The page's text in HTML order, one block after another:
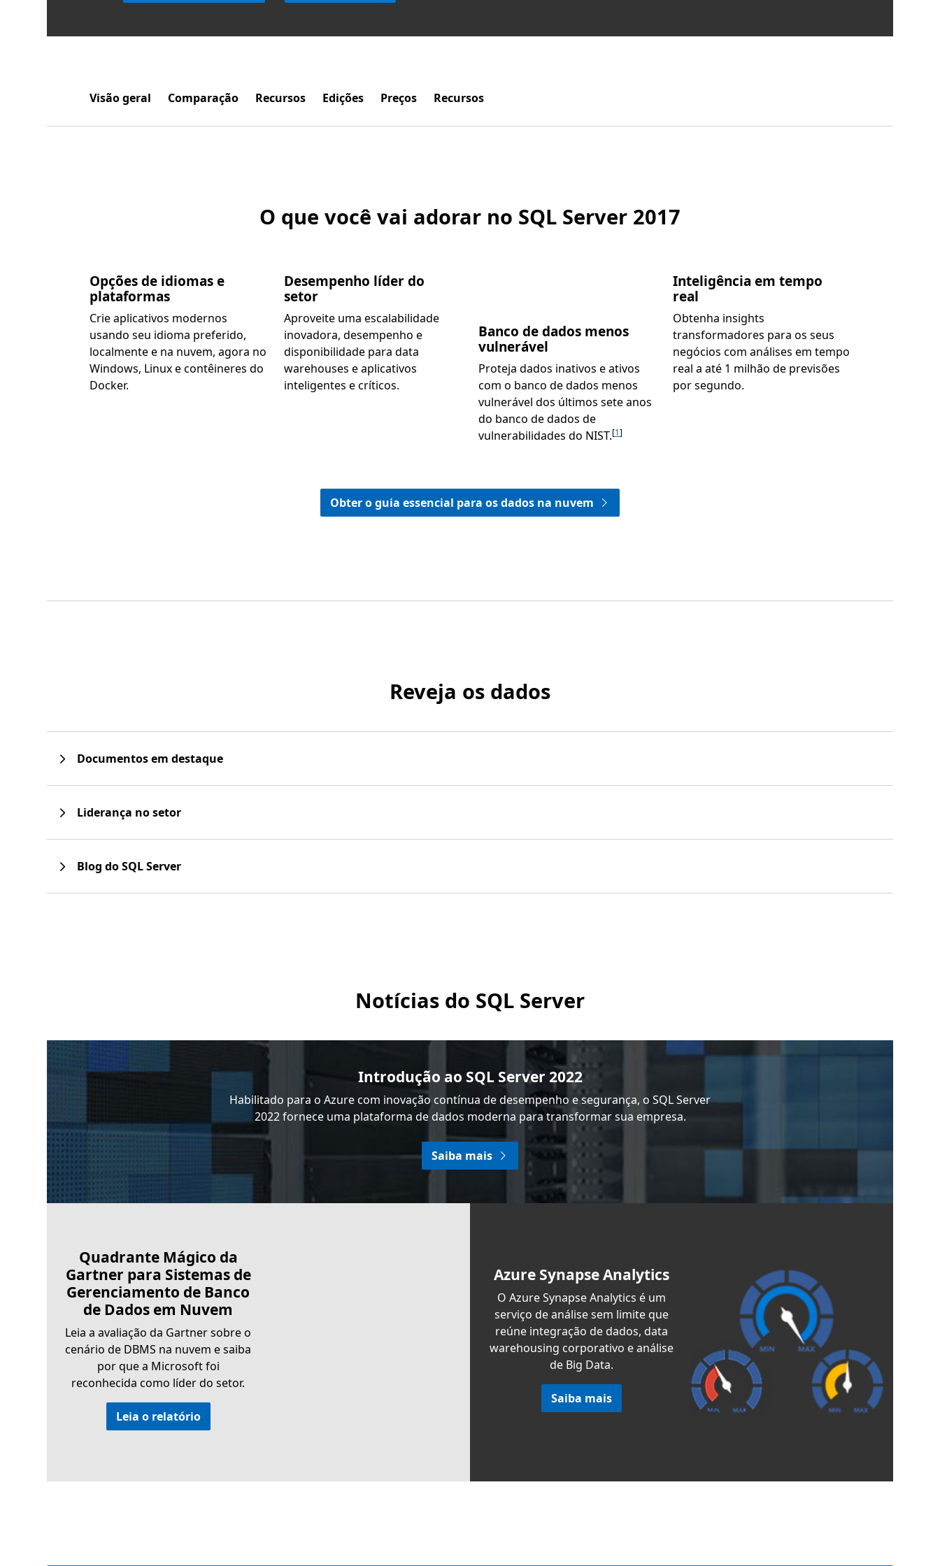
Visão geral Comparação Recursos Edições Preços Recursos
O que você vai adorar no SQL Server 2017
Opções de idiomas e
plataformas
Crie aplicativos modernos
usando seu idioma preferido,
localmente e na nuvem, agora no
Windows, Linux e contêineres do
Docker.
Desempenho líder do
setor
Aproveite uma escalabilidade
inovadora, desempenho e
disponibilidade para data
warehouses e aplicativos
inteligentes e críticos.
Banco de dados menos
vulnerável
Proteja dados inativos e ativos
com o banco de dados menos
vulnerável dos últimos sete anos
do banco de dados de
vulnerabilidades do NIST.[1]
Inteligência em tempo
real
Obtenha insights
transformadores para os seus
negócios com análises em tempo
real a até 1 milhão de previsões
por segundo.
Obter o guia essencial para os dados na nuvem
Reveja os dados
Documentos em destaque
Liderança no setor
Blog do SQL Server
Notícias do SQL Server
Introdução ao SQL Server 2022
Habilitado para o Azure com inovação contínua de desempenho e segurança, o SQL Server
2022 fornece uma plataforma de dados moderna para transformar sua empresa.
Saiba mais
Quadrante Mágico da
Gartner para Sistemas de
Gerenciamento de Banco
de Dados em Nuvem
Leia a avaliação da Gartner sobre o
cenário de DBMS na nuvem e saiba
por que a Microsoft foi
reconhecida como líder do setor.
Leia o relatório
Azure Synapse Analytics
O Azure Synapse Analytics é um
serviço de análise sem limite que
reúne integração de dados, data
warehousing corporativo e análise
de Big Data.
Saiba mais